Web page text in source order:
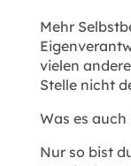
Mehr
vielen
Stelle nicht
Was es auch
Nur so bist